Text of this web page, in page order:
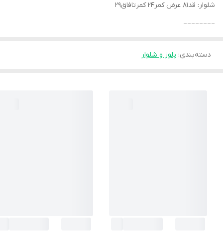
شلوار: قد۸۱ عرض کمر۲۴ کمرتافاق۲۹
________
دسته‌بندی: بلوز و شلوار